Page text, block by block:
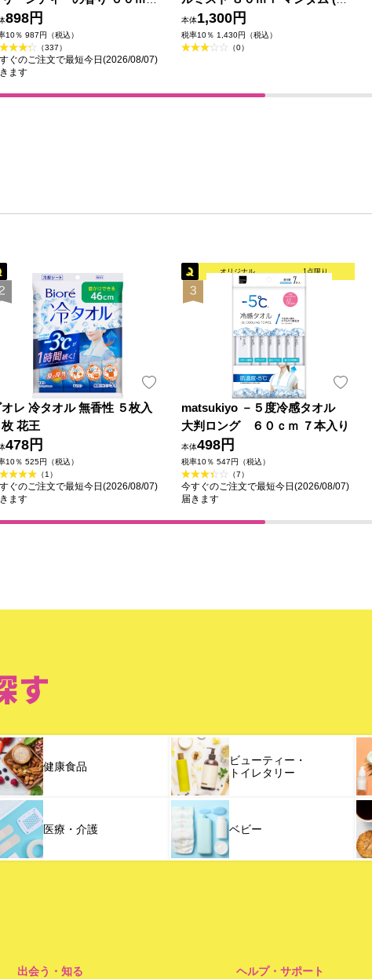
898円
10％ 987円（税込）
（337）
ぐのご注文で最短今日(2026/08/07)
ます
薬部外品)
本体1,300円
税率10％ 1,430円（税込）
（0）
オレ 冷タオル 無香性 ５枚入
枚 花王
478円
10％ 525円（税込）
（1）
ぐのご注文で最短今日(2026/08/07)
ます
オリジナル 1点限り
matsukiyo －５度冷感タオル
大判ロング ６０ｃｍ ７本入り
本体498円
税率10％ 547円（税込）
（7）
今すぐのご注文で最短今日(2026/08/07)
届きます
す
健康食品
ビューティー・
トイレタリー
医療・介護 ベビー
出会う・知る ヘルプ・サポート